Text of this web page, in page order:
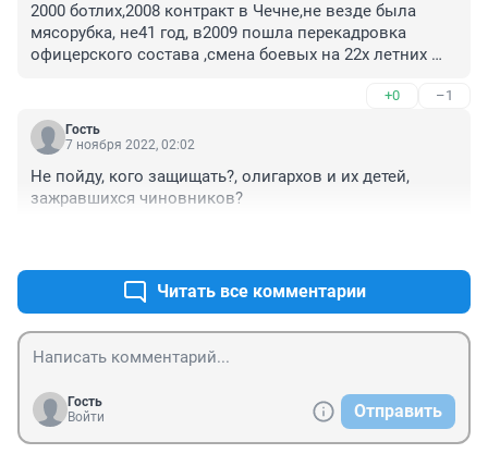
2000 ботлих,2008 контракт в Чечне,не везде была
мясорубка, не41 год, в2009 пошла перекадровка
офицерского состава ,смена боевых на 22х летних
Кавказе,полный 0,не знают,не умеют,форму полные
штаны , я офицер! Вот с таким контенгентом во главе
воевать, смерти подобно, дадут отцов командиров
за 40.
+0 –1
Гость
7 ноября 2022, 02:02
Не пойду, кого защищать?, олигархов и их детей,
зажравшихся чиновников?
Читать все комментарии
Гость
Войти
Отправить